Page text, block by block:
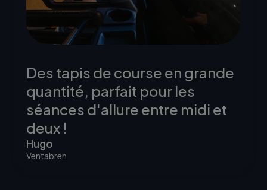
Des tapis de course en grande
quantité, parfait pour les
séances d'allure entre midi et
deux !
Hugo
Ventabren